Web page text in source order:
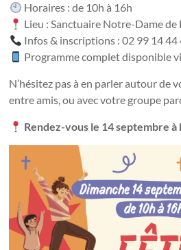
Horaires : de 10h à 16h
Lieu : Sanctuaire Notre-Dame de
Infos & inscriptions : 02 99 14 44
Programme complet disponible
N’hésitez pas à en parler autour de
entre amis, ou avec votre groupe
Rendez-vous le 14 septembre à